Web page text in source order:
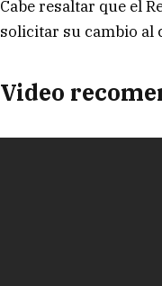
Cabe resaltar que el
solicitar su cambio al
Video